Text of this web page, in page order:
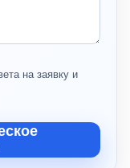
на заявку и